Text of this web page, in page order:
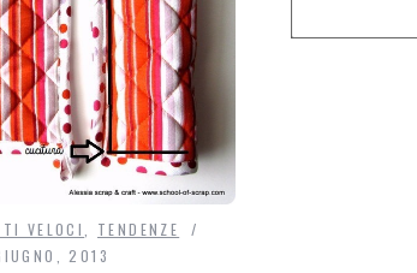
VELOCI
TENDENZE
2013